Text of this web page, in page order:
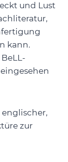
und Lust
kann.
zur